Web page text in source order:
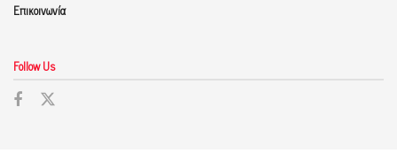
Επικοινωνία
Follow Us